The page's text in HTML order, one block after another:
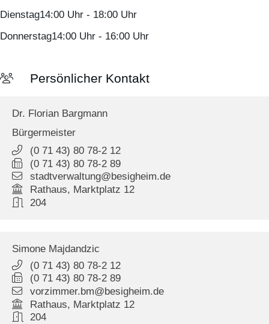
Dienstag14:00 Uhr - 18:00 Uhr
Donnerstag14:00 Uhr - 16:00 Uhr
Persönlicher Kontakt
Dr. Florian Bargmann
Bürgermeister
(0 71 43) 80 78-2 12
(0 71 43) 80 78-2 89
stadtverwaltung@besigheim.de
Rathaus, Marktplatz 12
204
Simone Majdandzic
(0 71 43) 80 78-2 12
(0 71 43) 80 78-2 89
vorzimmer.bm@besigheim.de
Rathaus, Marktplatz 12
204